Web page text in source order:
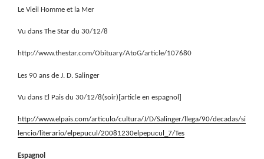
Le Vieil Homme et la Mer
Vu dans The Star du 30/12/8
http://www.thestar.com/Obituary/AtoG/article/107680
Les 90 ans de J. D. Salinger
Vu dans El Pais du 30/12/8(soir)[article en espagnol]
http://www.elpais.com/articulo/cultura/J/D/Salinger/llega/90/decadas/si
lencio/literario/elpepucul/20081230elpepucul_7/Tes
Espagnol